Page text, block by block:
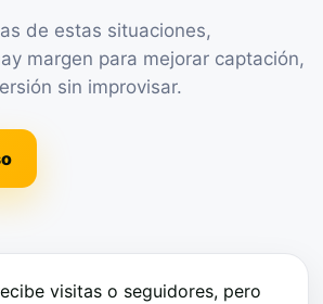
de estas situaciones,
margen para mejorar captación,
sin improvisar.
visitas o seguidores, pero